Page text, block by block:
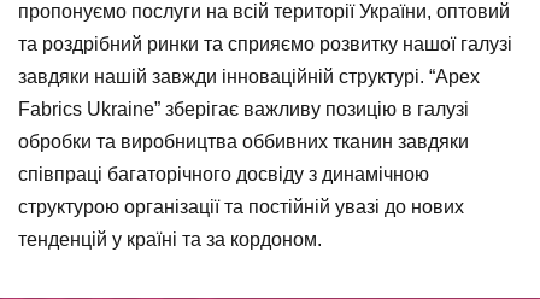
пропонуємо послуги на всій території України, оптовий
та роздрібний ринки та сприяємо розвитку нашої галузі
завдяки нашій завжди інноваційній структурі. “Apex
Fabrics Ukraine” зберігає важливу позицію в галузі
обробки та виробництва оббивних тканин завдяки
співпраці багаторічного досвіду з динамічною
структурою організації та постійній увазі до нових
тенденцій у країні та за кордоном.